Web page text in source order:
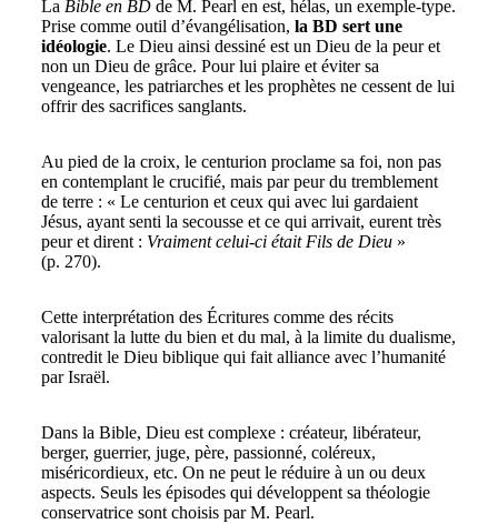
La Bible en BDde M. Pearl en est, hélas, un exemple-type.
Prise comme outil d’évangélisation, la BD sert une
idéologie. Le Dieu ainsi dessiné est un Dieu de la peur et
non un Dieu de grâce. Pour lui plaire et éviter sa
vengeance, les patriarches et les prophètes ne cessent de lui
offrir des sacrifices sanglants.
Au pied de la croix, le centurion proclame sa foi, non pas
en contemplant le crucifié, mais par peur du tremblement
de terre : « Le centurion et ceux qui avec lui gardaient
Jésus, ayant senti la secousse et ce qui arrivait, eurent très
peur et dirent : Vraiment celui-ci était Fils de Dieu»
(p. 270).
Cette interprétation des Écritures comme des récits
valorisant la lutte du bien et du mal, à la limite du dualisme,
contredit le Dieu biblique qui fait alliance avec l’humanité
par Israël.
Dans la Bible, Dieu est complexe : créateur, libérateur,
berger, guerrier, juge, père, passionné, coléreux,
miséricordieux, etc. On ne peut le réduire à un ou deux
aspects. Seuls les épisodes qui développent sa théologie
conservatrice sont choisis par M. Pearl.